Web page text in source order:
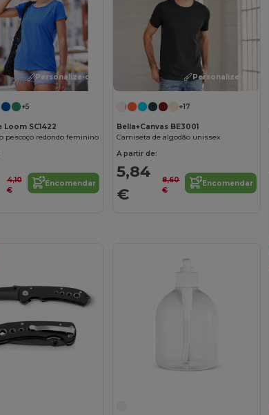
Personalize-o!
+5
Loom SC1422
pescoço redondo feminino
4,10
€
Encomendar
Personalize-o!
+17
Bella+Canvas BE3001
Camiseta de algodão unissex
A partir de:
5,84
€
8,60
€
Encomendar